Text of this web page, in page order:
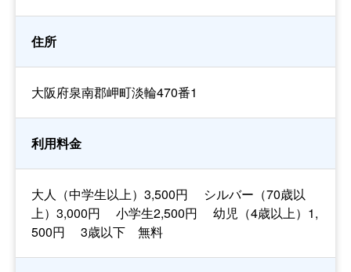
住所
大阪府泉南郡岬町淡輪470番1
利用料金
大人（中学生以上）3,500円 シルバー（70歳以
上）3,000円 小学生2,500円 幼児（4歳以上）1,
500円 3歳以下 無料